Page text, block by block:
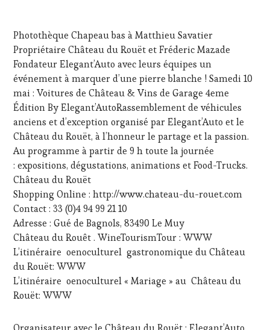
TOURISM
FAME,
WINE
TOURISM
TOUR,
WINETASTINGVOUCHER.COM
INVITATIONS
&
DÉGUSTATIONS,
WINE
TASTING,
LIVE
STREAMING
MASTERCLASS,
MÉDIAS,
PRESSE
ÉCRITE,
RADIO,
TV,
WEB,
OENOTOURISME,
PARTENAIRES
VIN
TOURISME,
PRODUCTEURS
TERROIR,
RESTAURATEUR,
CHEF,
CUISINIER,
2025
Photothèque Chapeau bas à Matthieu Savatier
Propriétaire Château du Rouët et Fréderic Mazade
Fondateur Elegant’Auto avec leurs équipes un
événement à marquer d’une pierre blanche ! Samedi 10
mai : Voitures de Château & Vins de Garage 4eme
Édition By Elegant’AutoRassemblement de véhicules
anciens et d’exception organisé par Elegant’Auto et le
Château du Rouët, à l’honneur le partage et la passion.
Au programme à partir de 9 h toute la journée
: expositions, dégustations, animations et Food-Trucks.
Château du Rouët
Shopping Online : http://www.chateau-du-rouet.com
Contact : 33 (0)4 94 99 21 10
Adresse : Gué de Bagnols, 83490 Le Muy
Château du Rouêt . WineTourismTour : WWW
L’itinéraire oenoculturel gastronomique du Château
du Rouët: WWW
L’itinéraire oenoculturel « Mariage » au Château du
Rouët: WWW